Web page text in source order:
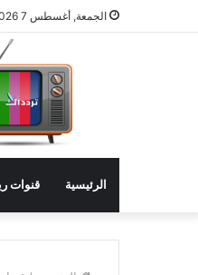
الجمعة, أغسطس 7 2026
الرئيسية قنوات